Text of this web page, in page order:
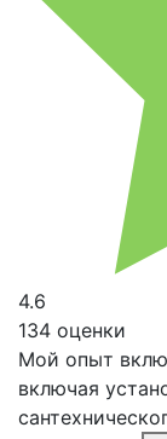
4.6
134 оценки
Мой опыт
включая